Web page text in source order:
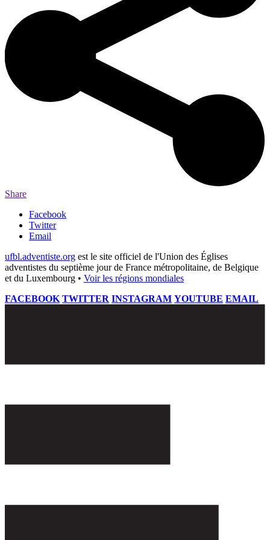
Share
Facebook
Twitter
Email
ufbl.adventiste.org est le site officiel de l'Union des Églises
adventistes du septième jour de France métropolitaine, de Belgique
et du Luxembourg • Voir les régions mondiales
FACEBOOK TWITTER INSTAGRAM YOUTUBE EMAIL